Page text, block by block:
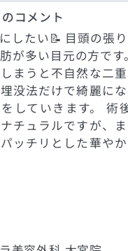
コメント
したい📝 目頭の張
が多い目元の方です
まうと不自然な二
没法だけで綺麗に
していきます。 術
チュラルですが、
ッチリとした華や